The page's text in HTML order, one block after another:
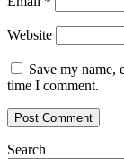
Website
Save my name,
time I comment.
Search